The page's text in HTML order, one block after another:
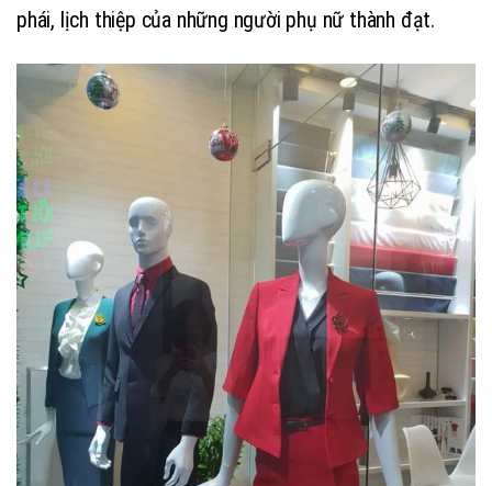
phái, lịch thiệp của những người phụ nữ thành đạt.